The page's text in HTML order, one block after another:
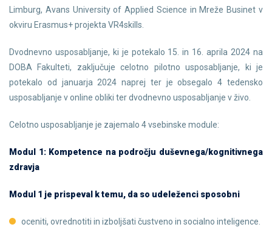
Limburg, Avans University of Applied Science in Mreže Businet v
okviru Erasmus+ projekta VR4skills.
Dvodnevno usposabljanje, ki je potekalo 15. in 16. aprila 2024 na
DOBA Fakulteti, zaključuje celotno pilotno usposabljanje, ki je
potekalo od januarja 2024 naprej ter je obsegalo 4 tedensko
usposabljanje v online obliki ter dvodnevno usposabljanje v živo.
Celotno usposabljanje je zajemalo 4 vsebinske module:
Modul 1: Kompetence na področju duševnega/kognitivnega
zdravja
Modul 1 je prispeval k temu, da so udeleženci sposobni
oceniti, ovrednotiti in izboljšati čustveno in socialno inteligence.